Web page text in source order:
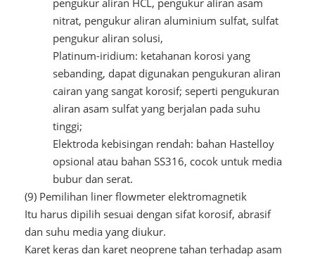
pengukur aliran HCL, pengukur aliran asam
nitrat, pengukur aliran aluminium sulfat, sulfat
pengukur aliran solusi,
Platinum-iridium: ketahanan korosi yang
sebanding, dapat digunakan pengukuran aliran
cairan yang sangat korosif; seperti pengukuran
aliran asam sulfat yang berjalan pada suhu
tinggi;
Elektroda kebisingan rendah: bahan Hastelloy
opsional atau bahan SS316, cocok untuk media
bubur dan serat.
(9) Pemilihan liner flowmeter elektromagnetik
Itu harus dipilih sesuai dengan sifat korosif, abrasif
dan suhu media yang diukur.
Karet keras dan karet neoprene tahan terhadap asam